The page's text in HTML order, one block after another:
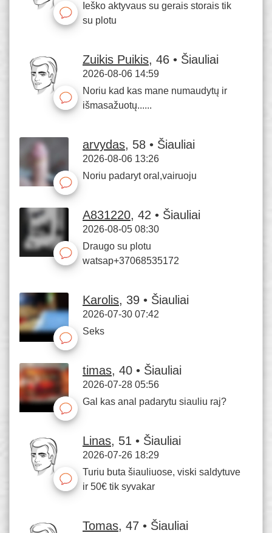
Ieško aktyvaus su gerais storais tik
su plotu
Zuikis Puikis, 46 • Šiauliai
2026-08-06 14:59
Noriu kad kas mane numaudytų ir
išmasažuotų......
arvydas, 58 • Šiauliai
2026-08-06 13:26
Noriu padaryt oral,vairuoju
A831220, 42 • Šiauliai
2026-08-05 08:30
Draugo su plotu
watsap+37068535172
Karolis, 39 • Šiauliai
2026-07-30 07:42
Seks
timas, 40 • Šiauliai
2026-07-28 05:56
Gal kas anal padarytu siauliu raj?
Linas, 51 • Šiauliai
2026-07-26 18:29
Turiu buta šiauliuose, viski saldytuve
ir 50€ tik syvakar
Tomas, 47 • Šiauliai